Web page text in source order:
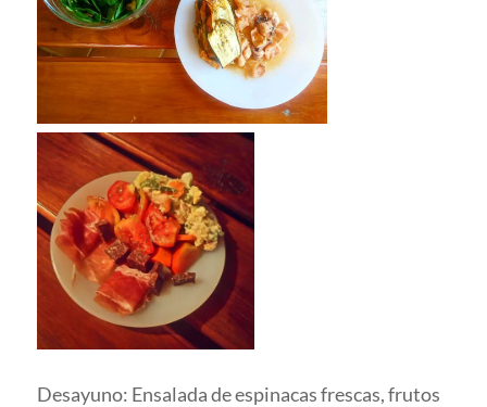
Desayuno: Ensalada de espinacas frescas, frutos